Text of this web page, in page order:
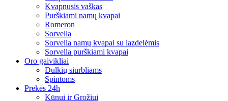
Kvapnusis vaškas
Purškiami namų kvapai
Romeron
Sorvella
Sorvella namų kvapai su lazdelėmis
Sorvella purškiami kvapai
Oro gaivikliai
Dulkių siurbliams
Spintoms
Prekės 24h
Kūnui ir Grožiui